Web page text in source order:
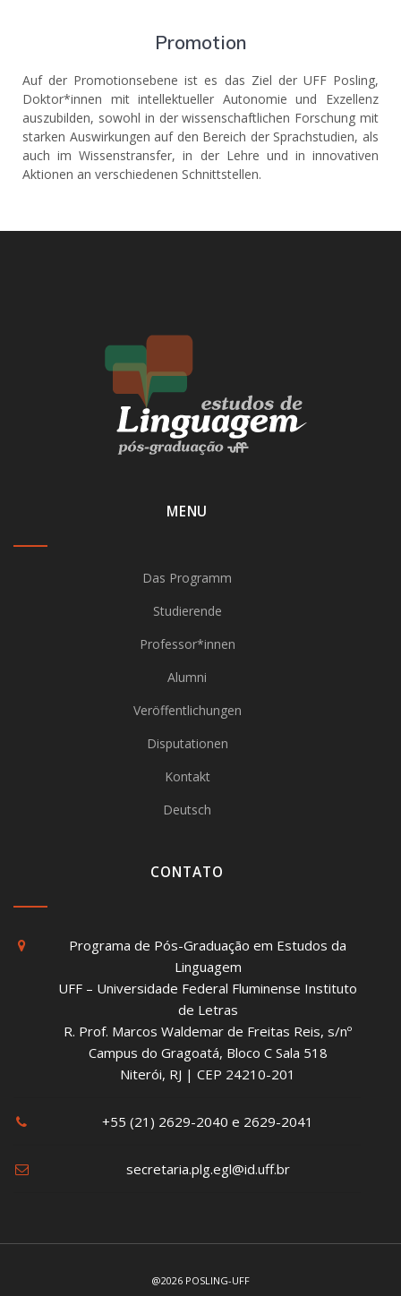
Promotion
Auf der Promotionsebene ist es das Ziel der UFF Posling,
Doktor*innen mit intellektueller Autonomie und Exzellenz
auszubilden, sowohl in der wissenschaftlichen Forschung mit
starken Auswirkungen auf den Bereich der Sprachstudien, als
auch im Wissenstransfer, in der Lehre und in innovativen
Aktionen an verschiedenen Schnittstellen.
MENU
Das Programm
Studierende
Professor*innen
Alumni
Veröffentlichungen
Disputationen
Kontakt
Deutsch
CONTATO
Programa de Pós-Graduação em Estudos da
Linguagem
UFF – Universidade Federal Fluminense Instituto
de Letras
R. Prof. Marcos Waldemar de Freitas Reis, s/nº
Campus do Gragoatá, Bloco C Sala 518
Niterói, RJ | CEP 24210-201
+55 (21) 2629-2040 e 2629-2041
secretaria.plg.egl@id.uff.br
@2026 POSLING-UFF